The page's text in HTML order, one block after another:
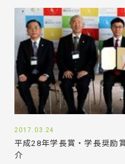
2017.03.24
平成28年学長賞・学長奨励
介